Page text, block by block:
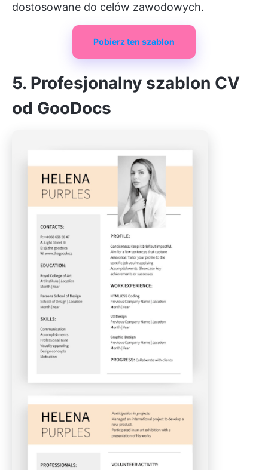
dostosowane do celów zawodowych.
Pobierz ten szablon
5. Profesjonalny szablon CV
od GooDocs